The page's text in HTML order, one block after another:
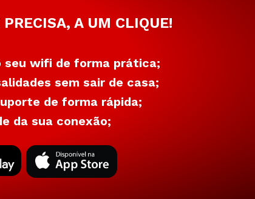
A UM CLIQUE!
seu wifi de forma prática;
sem sair de casa;
de forma rápida;
da sua conexão;